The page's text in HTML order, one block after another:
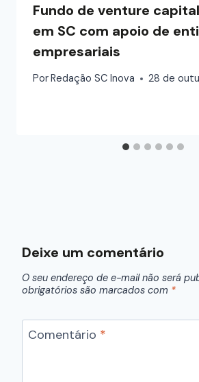
Fundo de venture
em SC com apoio de
empresariais
PorRedação SC Inova 28 de
Deixe um comentário
O seu endereço de e-mail não será
obrigatórios são marcados com *
Comentário *